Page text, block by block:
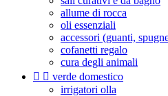
allume di rocca
oli essenziali
accessori (guanti,
cofanetti regalo
cura degli animali
  verde domestico
irrigatori olla